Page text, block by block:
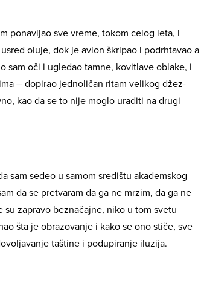
ponavljao sve vreme, tokom celog leta, i
oluje, dok je avion škripao i podrhtavao a
sam oči i ugledao tamne, kovitlave oblake, i
– dopirao jednoličan ritam velikog džez-
kao da se to nije moglo uraditi na drugi
sam sedeo u samom središtu akademskog
da se pretvaram da ga ne mrzim, da ga ne
zapravo beznačajne, niko u tom svetu
šta je obrazovanje i kako se ono stiče, sve
taštine i podupiranje iluzija.